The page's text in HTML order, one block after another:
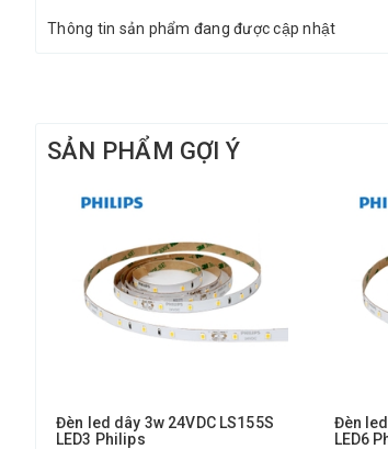
Thông tin sản phẩm đang được cập nhật
SẢN PHẨM GỢI Ý
Đèn led dây 3w 24VDC LS155S
LED3 Philips
Đèn
LED6